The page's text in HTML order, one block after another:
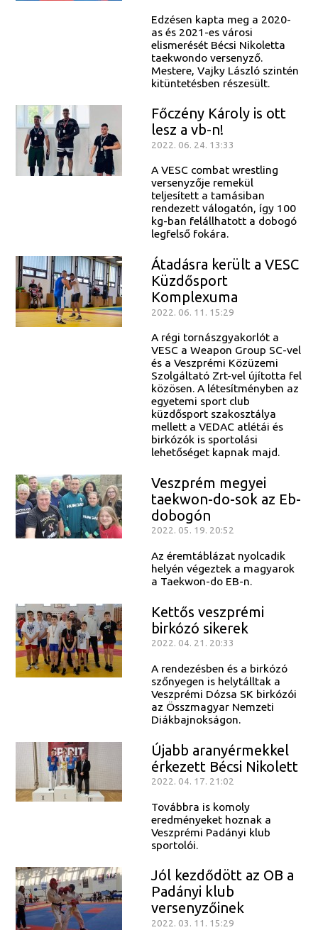
Edzésen kapta meg a 2020-
as és 2021-es városi
elismerését Bécsi Nikoletta
taekwondo versenyző.
Mestere, Vajky László szintén
kitüntetésben részesült.
Főczény Károly is ott
lesz a vb-n!
2022. 06. 24. 13:33
A VESC combat wrestling
versenyzője remekül
teljesített a tamásiban
rendezett válogatón, így 100
kg-ban felállhatott a dobogó
legfelső fokára.
Átadásra került a VESC
Küzdősport
Komplexuma
2022. 06. 11. 15:29
A régi tornászgyakorlót a
VESC a Weapon Group SC-vel
és a Veszprémi Közüzemi
Szolgáltató Zrt-vel újította fel
közösen. A létesítményben az
egyetemi sport club
küzdősport szakosztálya
mellett a VEDAC atlétái és
birkózók is sportolási
lehetőséget kapnak majd.
Veszprém megyei
taekwon-do-sok az Eb-
dobogón
2022. 05. 19. 20:52
Az éremtáblázat nyolcadik
helyén végeztek a magyarok
a Taekwon-do EB-n.
Kettős veszprémi
birkózó sikerek
2022. 04. 21. 20:33
A rendezésben és a birkózó
szőnyegen is helytálltak a
Veszprémi Dózsa SK birkózói
az Összmagyar Nemzeti
Diákbajnokságon.
Újabb aranyérmekkel
érkezett Bécsi Nikolett
2022. 04. 17. 21:02
Továbbra is komoly
eredményeket hoznak a
Veszprémi Padányi klub
sportolói.
Jól kezdődött az OB a
Padányi klub
versenyzőinek
2022. 03. 11. 15:29